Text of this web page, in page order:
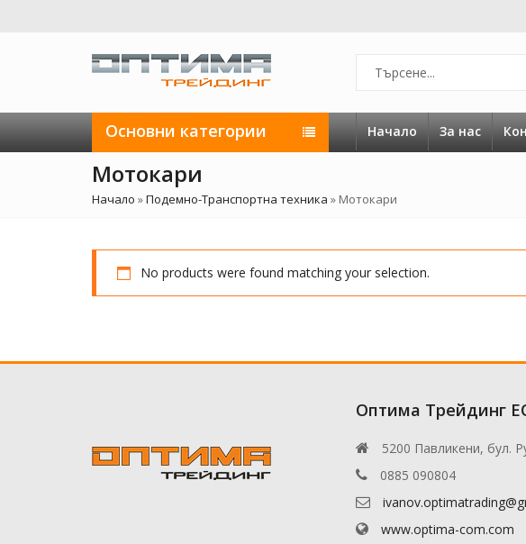
Основни категории Начало За нас
Мотокари
Начало »Подемно-Транспортна техника » Мотокари
No products were found matching your selection.
Оптима Трейдинг
5200 Павликени, бул.
0885 090804
www.optima-com.com